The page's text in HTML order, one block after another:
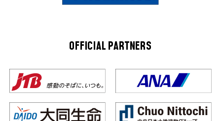
OFFICIAL PARTNERS